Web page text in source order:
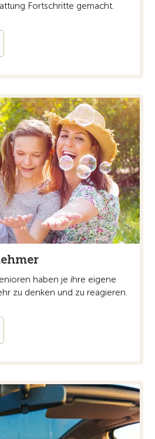
Fortschritte gemacht.
haben je ihre eigene
zu denken und zu reagieren.